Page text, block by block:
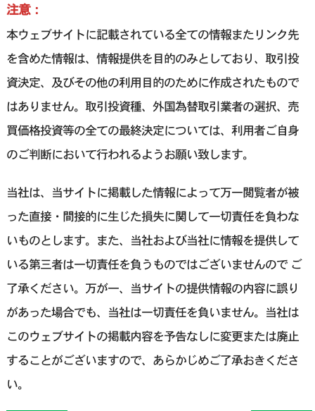
注意：
本ウェブサイトに記載されている全ての情報またリンク先
を含めた情報は、情報提供を目的のみとしており、取引投
資決定、及びその他の利用目的のために作成されたもので
はありません。取引投資種、外国為替取引業者の選択、売
買価格投資等の全ての最終決定については、利用者ご自身
のご判断において行われるようお願い致します。
当社は、当サイトに掲載した情報によって万一閲覧者が被
った直接・間接的に生じた損失に関して一切責任を負わな
いものとします。また、当社および当社に情報を提供して
いる第三者は一切責任を負うものではございませんので ご
了承ください。万が一、当サイトの提供情報の内容に誤り
があった場合でも、当社は一切責任を負いません。当社は
このウェブサイトの掲載内容を予告なしに変更または廃止
することがございますので、あらかじめご了承おきくださ
い。